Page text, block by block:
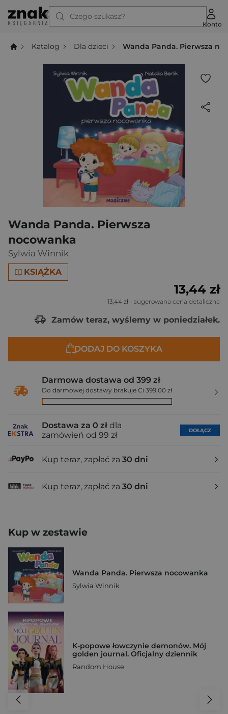
Czego szukasz?
Konto
Katalog Dla dzieci Wanda Panda. Pierwsza
Wanda Panda. Pierwsza
nocowanka
Sylwia Winnik
KSIĄŻKA
13,44 zł
13,44 zł - sugerowana cena detaliczna
Zamów teraz, wyślemy w poniedziałek.
DODAJ DO KOSZYKA
Darmowa dostawa od 399 zł
Do darmowej dostawy brakuje Ci 399,00 zł
Dostawa za 0 zł dla
zamówień od 99 zł
DOŁĄCZ
Kup teraz, zapłać za 30 dni
Kup teraz, zapłać za 30 dni
Kup w zestawie
Wanda Panda. Pierwsza nocowanka
Sylwia Winnik
K-popowe łowczynie demonów. Mój
golden journal. Oficjalny dziennik
Random House